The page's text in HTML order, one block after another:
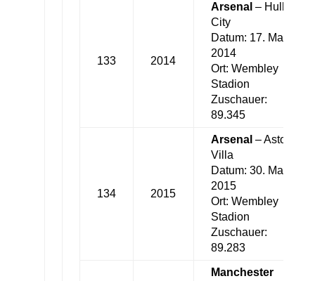
133 2014
Arsenal – Hull
City
Datum: 17. Mai
2014
Ort: Wembley
Stadion
Zuschauer:
89.345
134 2015
Arsenal – Aston
Villa
Datum: 30. Mai
2015
Ort: Wembley
Stadion
Zuschauer:
89.283
Manchester